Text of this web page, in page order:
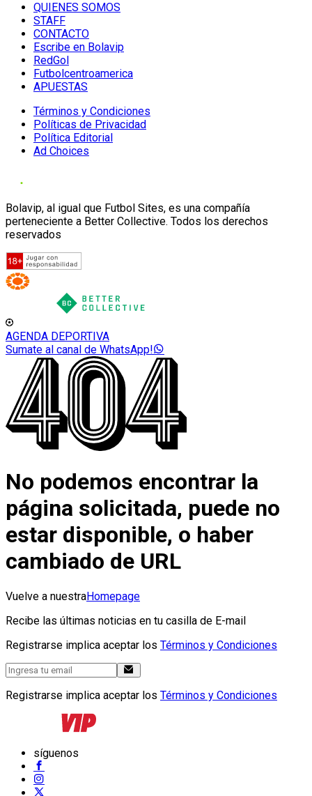
QUIENES SOMOS
STAFF
CONTACTO
Escribe en Bolavip
RedGol
Futbolcentroamerica
APUESTAS
Términos y Condiciones
Políticas de Privacidad
Política Editorial
Ad Choices
Bolavip, al igual que Futbol Sites, es una compañía
perteneciente a Better Collective. Todos los derechos
reservados
AGENDA DEPORTIVA
Sumate al canal de WhatsApp!
No podemos encontrar la
página solicitada, puede no
estar disponible, o haber
cambiado de URL
Vuelve a nuestraHomepage
Recibe las últimas noticias en tu casilla de E-mail
Registrarse implica aceptar los Términos y Condiciones
Registrarse implica aceptar los Términos y Condiciones
síguenos